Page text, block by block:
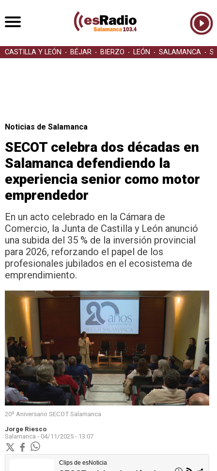
CASTILLA Y LEÓN BÉJAR BIERZO LEÓN SALAMANCA
Noticias de Salamanca
SECOT celebra dos décadas en
Salamanca defendiendo la
experiencia senior como motor
emprendedor
En un acto celebrado en la Cámara de
Comercio, la Junta de Castilla y León anunció
una subida del 35 % de la inversión provincial
para 2026, reforzando el papel de los
profesionales jubilados en el ecosistema de
emprendimiento.
20º Aniversario SECOT Salamanca
Jorge Riesco
Salamanca - 04/11/2025 - 13:07